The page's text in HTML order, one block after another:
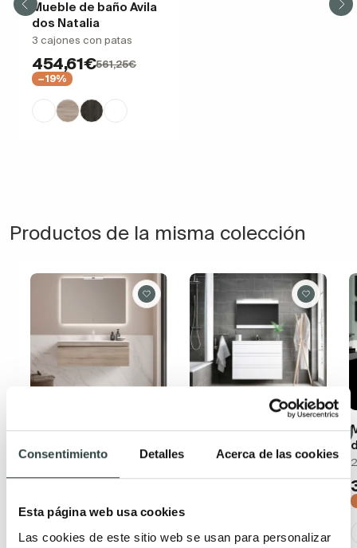
Consentimiento Detalles Acerca de las cookies
Esta página web usa cookies
Las cookies de este sitio web se usan para personalizar
Mueble de baño Avila
dos Natalia
3 cajones con patas
454,61€561,25€
−19%
Productos de la misma colección
Mueble de baño Avila
1 cajón suspendido
Mueble de baño Avila
3 cajones, suspendido